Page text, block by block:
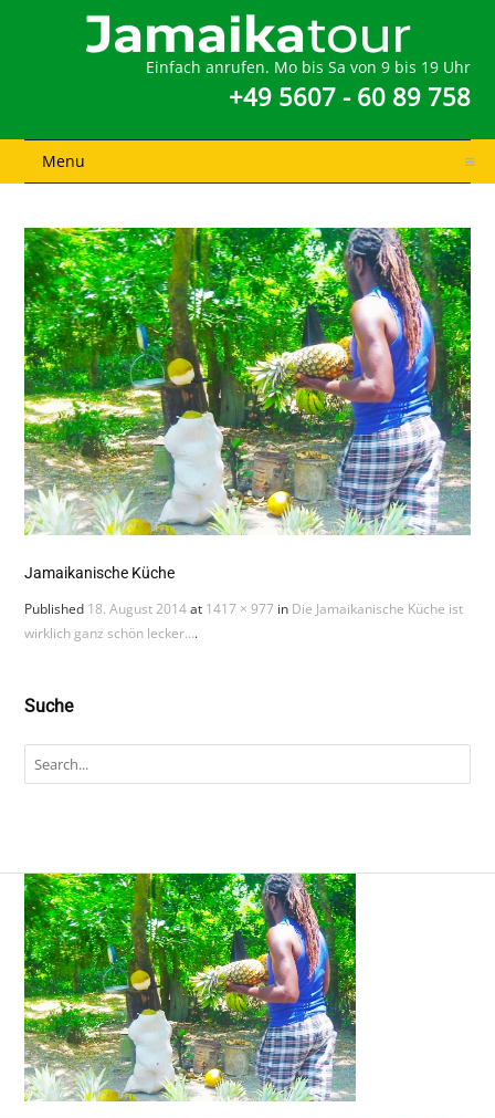
Einfach anrufen. Mo bis Sa von 9 bis 19 Uhr
+49 5607 - 60 89 758
Menu
Jamaikanische Küche
Published 18. August 2014at 1417 × 977 in Die Jamaikanische Küche ist
wirklich ganz schön lecker….
Suche